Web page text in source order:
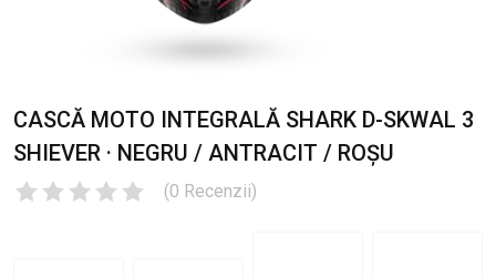
CASCĂ MOTO INTEGRALĂ SHARK D-SKWAL 3
SHIEVER · NEGRU / ANTRACIT / ROȘU
(0 Recenzii)